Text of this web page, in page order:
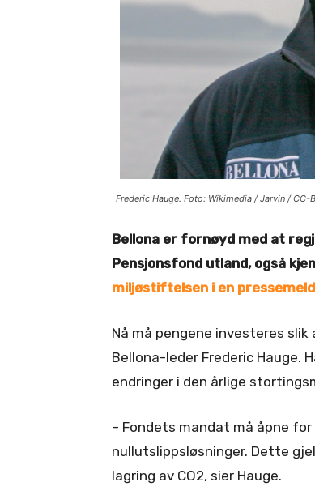
Frederic Hauge. Foto: Wikimedia / Jarvin / CC-
Bellona er fornøyd med at
Pensjonsfond utland, også
miljøstiftelsen i en
Nå må pengene investeres
Bellona-leder Frederic Hauge.
endringer i den årlige
– Fondets mandat må åpne
nullutslippsløsninger. Dette
lagring av CO2, sier Hauge.